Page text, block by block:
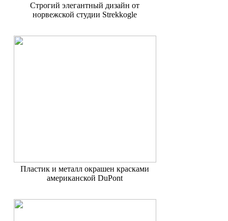
Строгий элегантный дизайн от
норвежской студии Strekkogle
Пластик и металл окрашен красками
американской DuPont